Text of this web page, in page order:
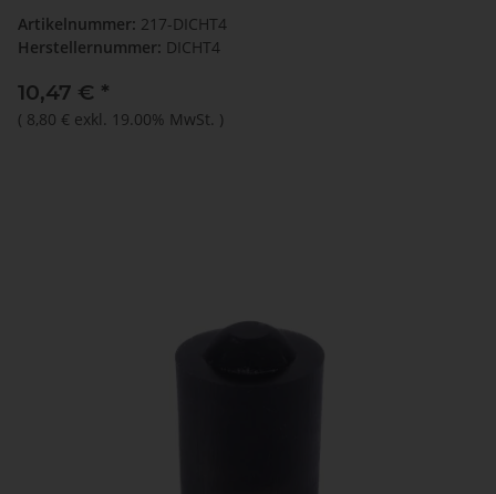
Artikelnummer: 217-DICHT4
Herstellernummer: DICHT4
10,47 € *
( 8,80 € exkl. 19.00% MwSt. )